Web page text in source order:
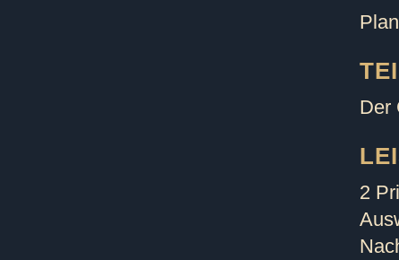
Der
2